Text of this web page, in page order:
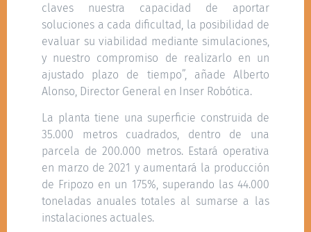
claves nuestra capacidad de aportar
soluciones a cada dificultad, la posibilidad de
evaluar su viabilidad mediante simulaciones,
y nuestro compromiso de realizarlo en un
ajustado plazo de tiempo”, añade Alberto
Alonso, Director General en Inser Robótica.
La planta tiene una superficie construida de
35.000 metros cuadrados, dentro de una
parcela de 200.000 metros. Estará operativa
en marzo de 2021 y aumentará la producción
de Fripozo en un 175%, superando las 44.000
toneladas anuales totales al sumarse a las
instalaciones actuales.